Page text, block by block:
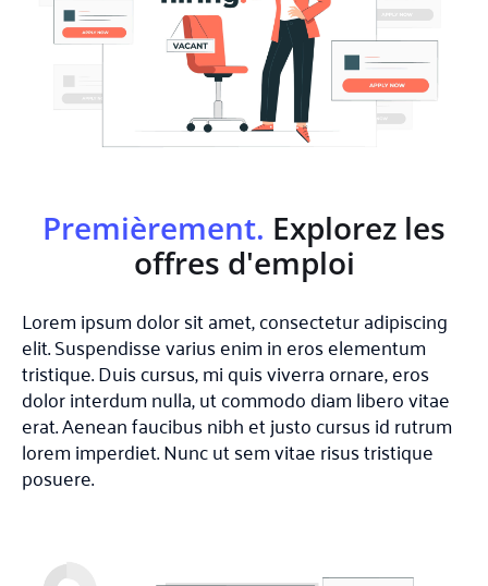
Premièrement. Explorez les
offres d'emploi
Lorem ipsum dolor sit amet, consectetur adipiscing
elit. Suspendisse varius enim in eros elementum
tristique. Duis cursus, mi quis viverra ornare, eros
dolor interdum nulla, ut commodo diam libero vitae
erat. Aenean faucibus nibh et justo cursus id rutrum
lorem imperdiet. Nunc ut sem vitae risus tristique
posuere.